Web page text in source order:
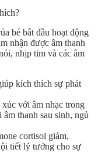
bé bắt đầu hoạt động
nhận được âm thanh
nhịp tim và các âm
kích thích sự phát
với âm nhạc trong
thanh sau sinh, ngủ
cortisol giảm,
tiết lý tưởng cho sự